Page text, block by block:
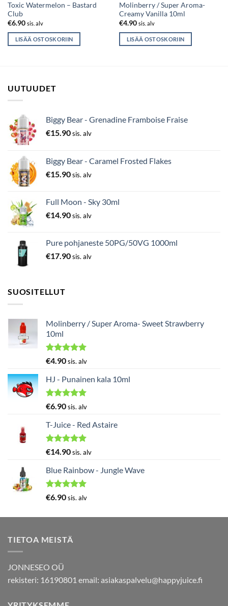
Toxic Watermelon – Bastard
Club
€6.90 sis. alv
LISÄÄ OSTOSKORIIN
Molinberry / Super Aroma-
Creamy Vanilla 10ml
€4.90 sis. alv
LISÄÄ OSTOSKORIIN
UUTUUDET
Biggy Bear - Grenadine Framboise Fraise
€15.90sis. alv
Biggy Bear - Caramel Frosted Flakes
€15.90sis. alv
Full Moon - Sky 30ml
€14.90sis. alv
Pure pohjaneste 50PG/50VG 1000ml
€17.90sis. alv
SUOSITELLUT
Molinberry / Super Aroma- Sweet Strawberry
10ml
Arvostelu
5.00
/ 5
€4.90sis. alv
HJ - Punainen kala 10ml
Arvostelu
5.00
/ 5
€6.90sis. alv
T-Juice - Red Astaire
Arvostelu
5.00
/ 5
€14.90sis. alv
Blue Rainbow - Jungle Wave
Arvostelu
€6.90sis. alv
TIETOA MEISTÄ
JONNESEO OÜ
rekisteri: 16190801 email: asiakaspalvelu@happyjuice.fi